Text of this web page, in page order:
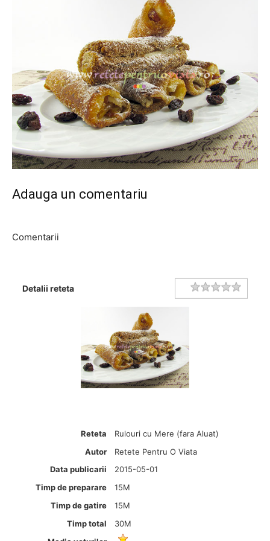
Adauga un comentariu
Comentarii
Detalii reteta Rating
Reteta
Rulouri cu Mere (fara Aluat)
Autor
Retete Pentru O Viata
Data publicarii
2015-05-01
Timp de preparare
15M
Timp de gatire
15M
Timp total
30M